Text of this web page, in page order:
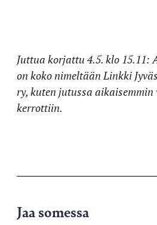
Juttua korjattu 4.5. klo 15.11:
on koko nimeltään Linkki
ry, kuten jutussa
kerrottiin.
Jaa somessa